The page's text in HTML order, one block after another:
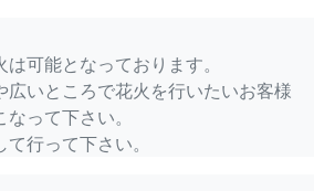
可能となっております。
広いところで花火を行いたいお客様
って下さい。
行って下さい。